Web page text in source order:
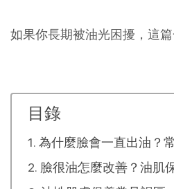
如果你長期被油光困擾，這篇
目錄
為什麼臉會一直出油？
臉很油怎麼改善？油肌